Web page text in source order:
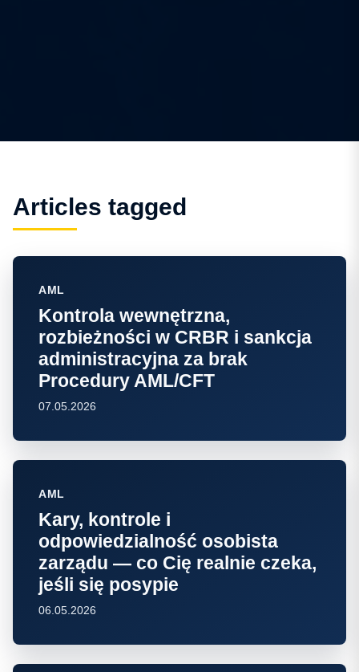
Articles tagged
AML
Kontrola wewnętrzna,
rozbieżności w CRBR i sankcja
administracyjna za brak
Procedury AML/CFT
07.05.2026
AML
Kary, kontrole i
odpowiedzialność osobista
zarządu — co Cię realnie czeka,
jeśli się posypie
06.05.2026